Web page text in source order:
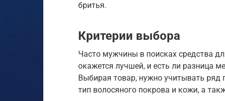
бритья.
Критерии выбора
Часто мужчины в поисках средства
окажется лучшей, и есть ли разница
Выбирая товар, нужно учитывать ряд
тип волосяного покрова и кожи, а